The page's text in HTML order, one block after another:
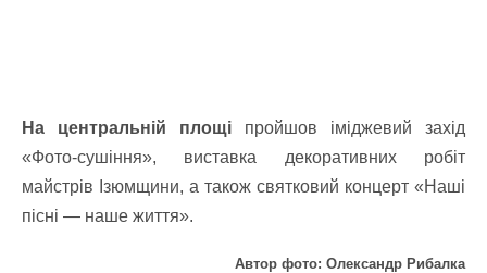
На центральній площі пройшов іміджевий захід
«Фото-сушіння», виставка декоративних робіт
майстрів Ізюмщини, а також святковий концерт «Наші
пісні — наше життя».
Автор фото: Олександр Рибалка